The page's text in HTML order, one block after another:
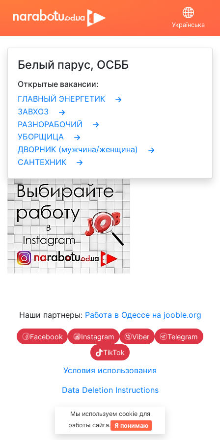
Мы используем cookie для
работы сайта. Я понимаю
Українська
Белый парус, ОСББ
Открытые вакансии:
ГЛАВНЫЙ ЭНЕРГЕТИК
ЗАВХОЗ
РАЗНОРАБОЧИЙ
УБОРЩИЦА
ДВОРНИК (мужчина/женщина)
САНТЕХНИК
Наши партнеры: Работа в Одессе на jooble.org
Facebook Instagram Viber
Telegram
TikTok
Условия использования
Data Deletion Instructions
Связаться с нами
Стоимость услуг